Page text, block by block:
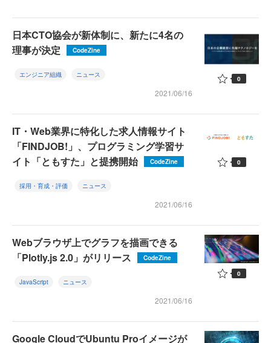
日本CTO協会が新体制に、新たに4名の
理事が決定
CodeZine
エンジニア組織 ニュース
2021/06/16
0
IT・Web業界に特化した求人情報サイト
「FINDJOB!」、プログラミング学習サ
イト「ともすた」と提携開始
CodeZine
採用・育成・評価 ニュース
2021/06/16
0
Webブラウザ上でグラフを描画できる
「Plotly.js 2.0」がリリース
CodeZine
JavaScript ニュース
2021/06/16
0
Google CloudでUbuntu Proイメージが